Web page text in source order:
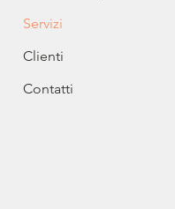
Servizi
Clienti
Contatti